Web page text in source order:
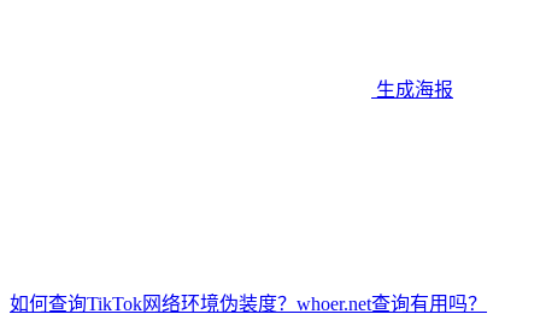
生成海报
如何查询TikTok网络环境伪装度？whoer.net查询有用吗？